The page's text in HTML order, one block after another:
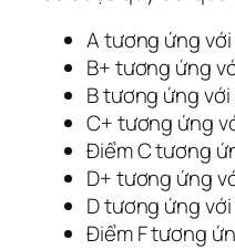
A tương ứng với
B+ tương ứng
B tương ứng với
C+ tương ứng
Điểm C tương
D+ tương ứng
D tương ứng với
Điểm F tương